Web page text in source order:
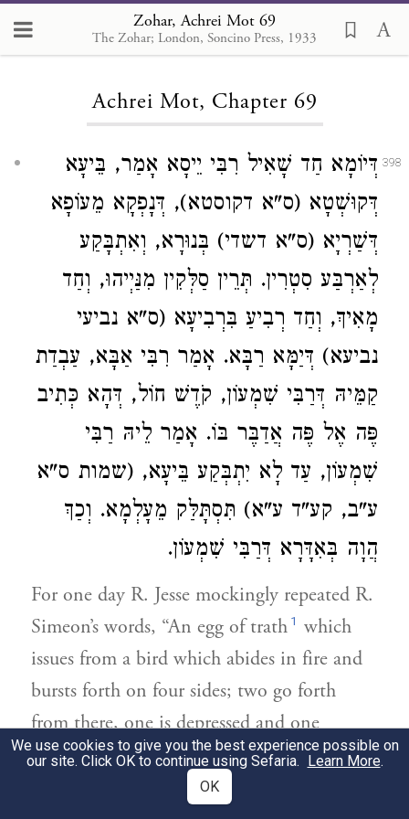
Zohar, Achrei Mot 69
The Zohar; London, Soncino Press, 1933
Loading...
Achrei Mot, Chapter 69
398 דְּיוֹמָא חַד שָׁאִיל רִבִּי יֵיסָא אָמַר, בֵּיעָא
דְּקוּשְׁטָא (ס"א דקוסטא), דְּנָפְקָא מֵעוֹפָא
דְּשַׁרְיָא (ס"א דשדי) בְּנוּרָא, וְאִתְבָּקַע
לְאַרְבַּע סִטְרִין. תְּרֵין סַלְּקִין מִנַּיְיהוּ, וְחַד
מָאִיךְ, וְחַד רְבִיעַ בִּרְבִיעָא (ס"א נביעי
נביעא) דְּיַמָּא רַבָּא. אָמַר רִבִּי אַבָּא, עַבְדַת
קַמֵּיהּ דְּרַבִּי שִׁמְעוֹן, קֹדֶשׁ חוֹל, דְּהָא כְּתִיב
פֶּה אֶל פֶּה אֲדַבֶּר בּוֹ. אָמַר לֵיהּ רַבִּי
שִׁמְעוֹן, עַד לָא יִתְבְּקַע בֵּיעָא, (שמות ס"א
ע"ב, קע"ד ע"א) תִּסְתָּלַּק מֵעָלְמָא. וְכַךְ
הֲוָה בְּאִדָּרָא דְּרַבִּי שִׁמְעוֹן.
For one day R. Jesse mockingly repeated R.
Simeon’s words, “An egg of trath 1 which
issues from a bird which abides in fire and
bursts forth on four sides; two go forth
from there, one is depressed and one
overflows into a great sea”.’ R. Abba said to
him: ‘You have turned sacred into profane
We use cookies to give you the best experience possible on
our site. Click OK to continue using Sefaria. Learn More.
OK